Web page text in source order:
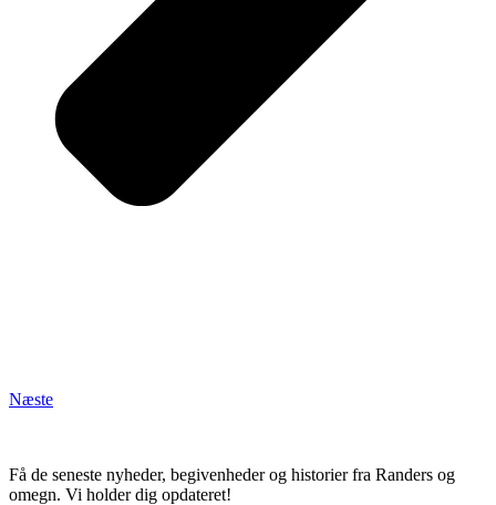
Næste
Få de seneste nyheder, begivenheder og historier fra Randers og
omegn. Vi holder dig opdateret!